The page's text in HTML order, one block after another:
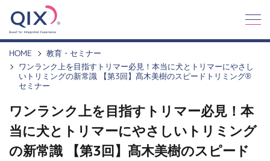
Q
X
HOME
教育・セミナー
ワンランク上を目指すトリマー必見！本当に犬とトリマーにやさし
いトリミングの新常識 【第3回】髙木美樹のスピードトリミング®
セミナー
ワンランク上を目指すトリマー必見！本
当に犬とトリマーにやさしいトリミング
の新常識 【第3回】髙木美樹のスピード